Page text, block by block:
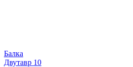
Балка
Двутавр 10